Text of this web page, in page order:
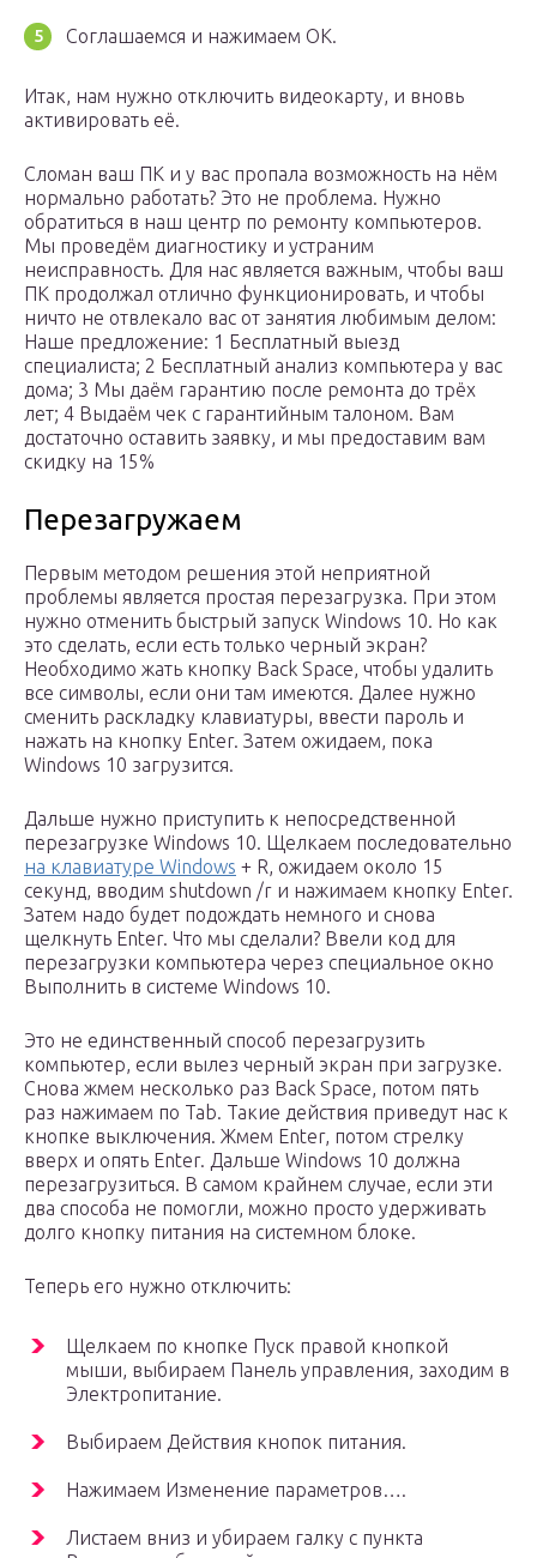
Соглашаемся и нажимаем ОК.
Итак, нам нужно отключить видеокарту, и вновь
активировать её.
Сломан ваш ПК и у вас пропала возможность на нём
нормально работать? Это не проблема. Нужно
обратиться в наш центр по ремонту компьютеров.
Мы проведём диагностику и устраним
неисправность. Для нас является важным, чтобы ваш
ПК продолжал отлично функционировать, и чтобы
ничто не отвлекало вас от занятия любимым делом:
Наше предложение: 1 Бесплатный выезд
специалиста; 2 Бесплатный анализ компьютера у вас
дома; 3 Мы даём гарантию после ремонта до трёх
лет; 4 Выдаём чек с гарантийным талоном. Вам
достаточно оставить заявку, и мы предоставим вам
скидку на 15%
Перезагружаем
Первым методом решения этой неприятной
проблемы является простая перезагрузка. При этом
нужно отменить быстрый запуск Windows 10. Но как
это сделать, если есть только черный экран?
Необходимо жать кнопку Back Space, чтобы удалить
все символы, если они там имеются. Далее нужно
сменить раскладку клавиатуры, ввести пароль и
нажать на кнопку Enter. Затем ожидаем, пока
Windows 10 загрузится.
Дальше нужно приступить к непосредственной
перезагрузке Windows 10. Щелкаем последовательно
на клавиатуре Windows + R, ожидаем около 15
секунд, вводим shutdown /r и нажимаем кнопку Enter.
Затем надо будет подождать немного и снова
щелкнуть Enter. Что мы сделали? Ввели код для
перезагрузки компьютера через специальное окно
Выполнить в системе Windows 10.
Это не единственный способ перезагрузить
компьютер, если вылез черный экран при загрузке.
Снова жмем несколько раз Back Space, потом пять
раз нажимаем по Tab. Такие действия приведут нас к
кнопке выключения. Жмем Enter, потом стрелку
вверх и опять Enter. Дальше Windows 10 должна
перезагрузиться. В самом крайнем случае, если эти
два способа не помогли, можно просто удерживать
долго кнопку питания на системном блоке.
Теперь его нужно отключить:
Щелкаем по кнопке Пуск правой кнопкой
мыши, выбираем Панель управления, заходим в
Электропитание.
Выбираем Действия кнопок питания.
Нажимаем Изменение параметров….
Листаем вниз и убираем галку с пункта